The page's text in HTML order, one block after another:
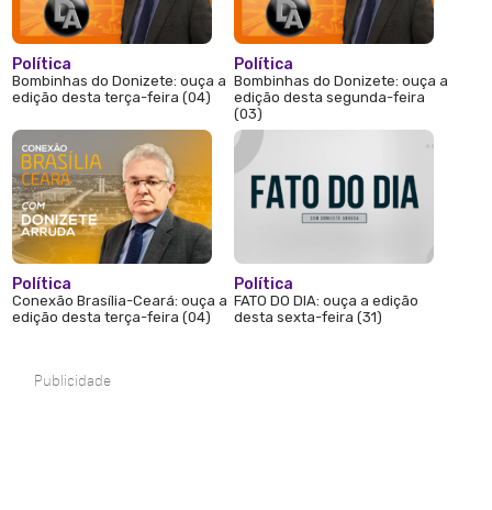
Política
Bombinhas do Donizete: ouça a
edição desta terça-feira (04)
Política
Conexão Brasília-Ceará: ouça a
edição desta terça-feira (04)
Política
Bombinhas do Donizete: ouça a
edição desta segunda-feira
(03)
Política
FATO DO DIA: ouça a edição
desta sexta-feira (31)
Publicidade